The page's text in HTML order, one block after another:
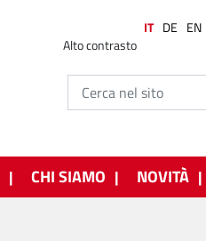
Alto contrasto
IT DE EN
CHI SIAMO NOVITÀ